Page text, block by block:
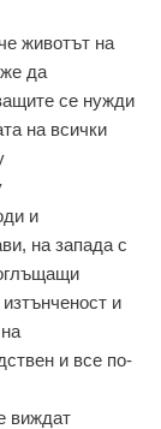
животът на
да
се нужди
на всички
и
на запада с
и
и все по-
виждат